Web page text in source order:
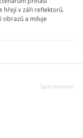
hřejí v záři reflektorů.
obrazů a miluje